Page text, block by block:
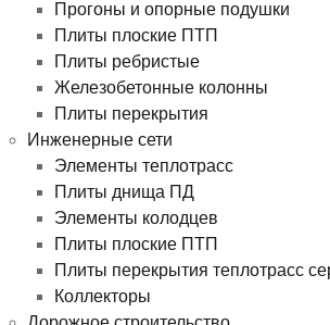
Прогоны и опорные подушки
Плиты плоские ПТП
Плиты ребристые
Железобетонные колонны
Плиты перекрытия
Инженерные сети
Элементы теплотрасс
Плиты днища ПД
Элементы колодцев
Плиты плоские ПТП
Плиты перекрытия теплотрасс
Коллекторы